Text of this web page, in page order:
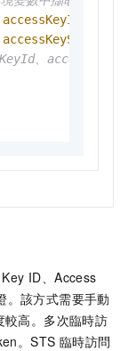
accessKeyId
accessKeySecret
、
ID、Access
該方式需要手動
高。多次臨時訪
。STS 臨時訪問